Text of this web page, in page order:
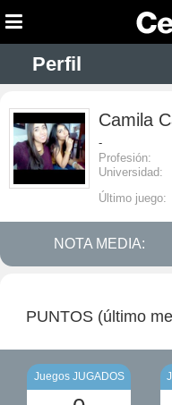
Perfil
Camila
-
Profesión:
Universidad:
Último juego:
NOTA MEDIA:
PUNTOS (último
Juegos JUGADOS